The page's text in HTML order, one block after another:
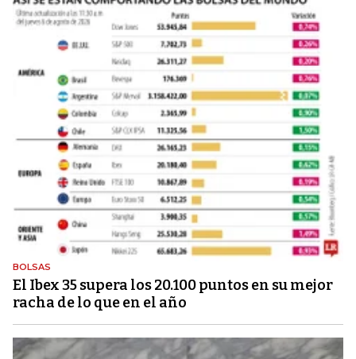
BOLSAS
El Ibex 35 supera los 20.100 puntos en su mejor
racha de lo que en el año